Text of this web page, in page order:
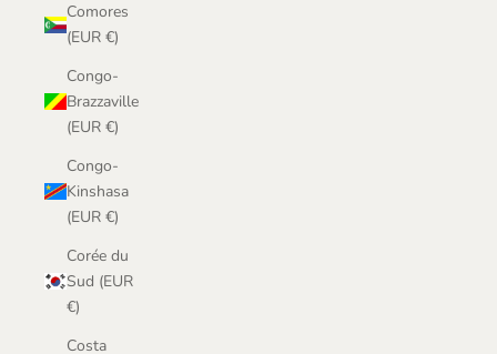
Comores
(EUR €)
Congo-
Brazzaville
(EUR €)
Congo-
Kinshasa
(EUR €)
Corée du
Sud (EUR
€)
Costa